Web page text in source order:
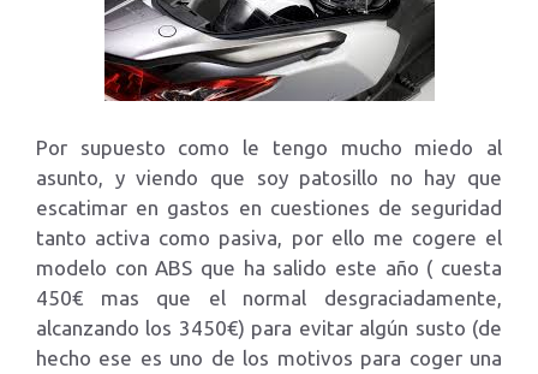
Por supuesto como le tengo mucho miedo al
asunto, y viendo que soy patosillo no hay que
escatimar en gastos en cuestiones de seguridad
tanto activa como pasiva, por ello me cogere el
modelo con ABS que ha salido este año ( cuesta
450€ mas que el normal desgraciadamente,
alcanzando los 3450€) para evitar algún susto (de
hecho ese es uno de los motivos para coger una